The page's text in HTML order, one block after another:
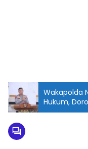
Wakapolda
Hukum,